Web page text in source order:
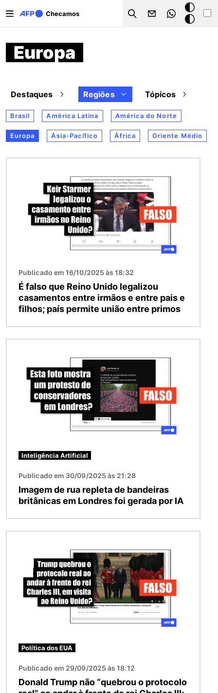
Checamos
Search
Modo
escuro
Europa
Destaques Regiões Tópicos
Brasil América Latina América do Norte
Europa Ásia-Pacífico África Oriente Médio
Publicado em 16/10/2025 às 18:32
É falso que Reino Unido legalizou
casamentos entre irmãos e entre pais e
filhos; país permite união entre primos
Inteligência Artificial
Publicado em 30/09/2025 às 21:28
Imagem de rua repleta de bandeiras
britânicas em Londres foi gerada por IA
Política dos EUA
Publicado em 29/09/2025 às 18:12
Donald Trump não “quebrou o protocolo